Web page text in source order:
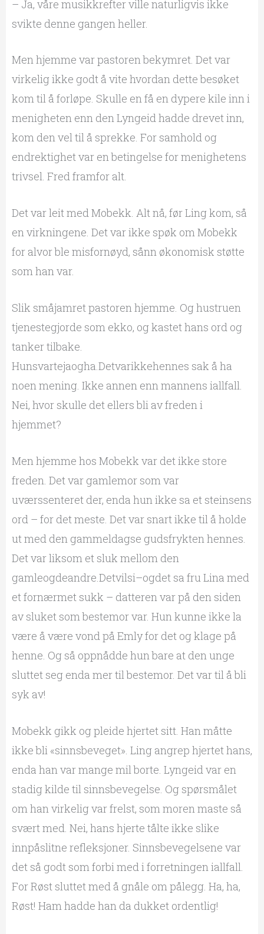
– Ja, våre musikkrefter ville naturligvis ikke
svikte denne gangen heller.
Men hjemme var pastoren bekymret. Det var
virkelig ikke godt å vite hvordan dette besøket
kom til å forløpe. Skulle en få en dypere kile inn i
menigheten enn den Lyngeid hadde drevet inn,
kom den vel til å sprekke. For samhold og
endrektighet var en betingelse for menighetens
trivsel. Fred framfor alt.
Det var leit med Mobekk. Alt nå, før Ling kom, så
en virkningene. Det var ikke spøk om Mobekk
for alvor ble misfornøyd, sånn økonomisk støtte
som han var.
Slik småjamret pastoren hjemme. Og hustruen
tjenestegjorde som ekko, og kastet hans ord og
tanker tilbake.
Hunsvartejaogha.Detvarikkehennes sak å ha
noen mening. Ikke annen enn mannens iallfall.
Nei, hvor skulle det ellers bli av freden i
hjemmet?
Men hjemme hos Mobekk var det ikke store
freden. Det var gamlemor som var
uværssenteret der, enda hun ikke sa et steinsens
ord – for det meste. Det var snart ikke til å holde
ut med den gammeldagse gudsfrykten hennes.
Det var liksom et sluk mellom den
gamleogdeandre.Detvilsi–ogdet sa fru Lina med
et fornærmet sukk – datteren var på den siden
av sluket som bestemor var. Hun kunne ikke la
være å være vond på Emly for det og klage på
henne. Og så oppnådde hun bare at den unge
sluttet seg enda mer til bestemor. Det var til å bli
syk av!
Mobekk gikk og pleide hjertet sitt. Han måtte
ikke bli «sinnsbeveget». Ling angrep hjertet hans,
enda han var mange mil borte. Lyngeid var en
stadig kilde til sinnsbevegelse. Og spørsmålet
om han virkelig var frelst, som moren maste så
svært med. Nei, hans hjerte tålte ikke slike
innpåslitne refleksjoner. Sinnsbevegelsene var
det så godt som forbi med i forretningen iallfall.
For Røst sluttet med å gnåle om pålegg. Ha, ha,
Røst! Ham hadde han da dukket ordentlig!